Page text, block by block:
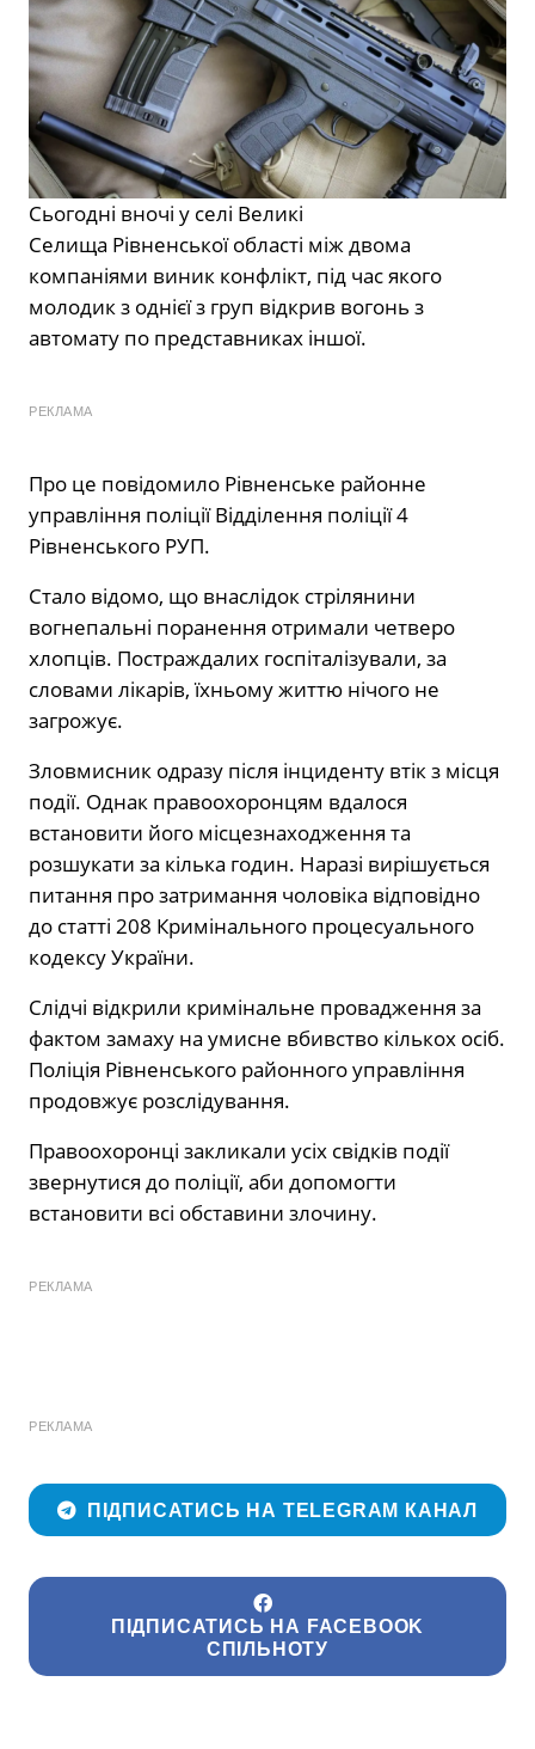
Сьогодні вночі у селі Великі
Селища Рівненської області між двома
компаніями виник конфлікт, під час якого
молодик з однієї з груп відкрив вогонь з
автомату по представниках іншої.
РЕКЛАМА
Про це повідомило Рівненське районне
управління поліції Відділення поліції 4
Рівненського РУП.
Стало відомо, що внаслідок стрілянини
вогнепальні поранення отримали четверо
хлопців. Постраждалих госпіталізували, за
словами лікарів, їхньому життю нічого не
загрожує.
Зловмисник одразу після інциденту втік з місця
події. Однак правоохоронцям вдалося
встановити його місцезнаходження та
розшукати за кілька годин. Наразі вирішується
питання про затримання чоловіка відповідно
до статті 208 Кримінального процесуального
кодексу України.
Слідчі відкрили кримінальне провадження за
фактом замаху на умисне вбивство кількох осіб.
Поліція Рівненського районного управління
продовжує розслідування.
Правоохоронці закликали усіх свідків події
звернутися до поліції, аби допомогти
встановити всі обставини злочину.
РЕКЛАМА
РЕКЛАМА
ПІДПИСАТИСЬ НА TELEGRAM КАНАЛ
ПІДПИСАТИСЬ НА FACEBOOK
СПІЛЬНОТУ